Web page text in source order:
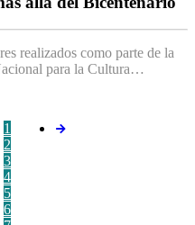
realizados como parte de la
para la Cultura…
1
2
3
4
5
6